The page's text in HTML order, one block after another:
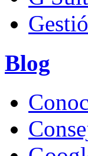
Blog